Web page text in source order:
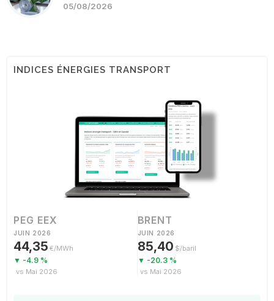
05/08/2026
INDICES ÉNERGIES TRANSPORT
PEG EEX
JUIN 2026
44,35 €/MWh
▼ -4.9 %
vs Mai 2026
BRENT
JUIN 2026
85,40 $/baril
▼ -20.3 %
vs Mai 2026